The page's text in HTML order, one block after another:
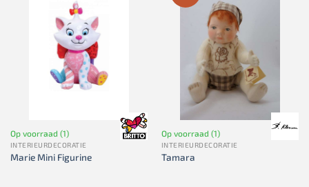
Op voorraad (1)
INTERIEURDECORATIE
Marie Mini Figurine
Op voorraad (1)
INTERIEURDECORATIE
Tamara